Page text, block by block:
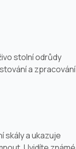
stolní odrůdy
a zpracování
skály a ukazuje